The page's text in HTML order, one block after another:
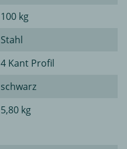
100 kg
Stahl
4 Kant Profil
schwarz
5,80 kg